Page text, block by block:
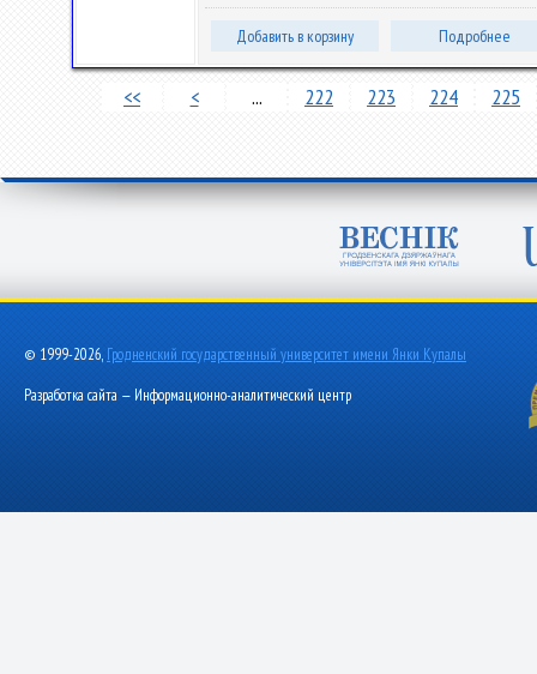
Добавить в корзину Подробнее
<< < ... 222 223 224 225
© 1999-2026, Гродненский государственный университет имени Янки Купалы
Разработка сайта — Информационно-аналитический центр